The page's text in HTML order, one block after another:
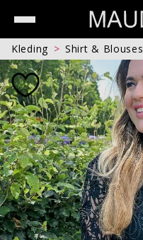
Kleding Shirt & Blouses